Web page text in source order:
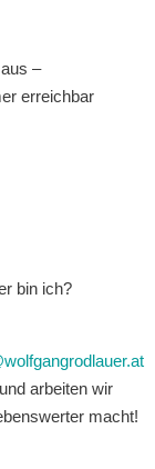
–
erreichbar
bin ich?
arbeiten wir
macht!